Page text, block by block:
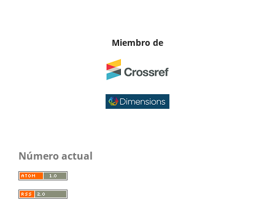
Miembro de
Número actual